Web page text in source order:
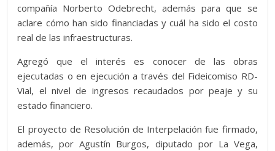
compañía Norberto Odebrecht, además para que se
aclare cómo han sido financiadas y cuál ha sido el costo
real de las infraestructuras.
Agregó que el interés es conocer de las obras
ejecutadas o en ejecución a través del Fideicomiso RD-
Vial, el nivel de ingresos recaudados por peaje y su
estado financiero.
El proyecto de Resolución de Interpelación fue firmado,
además, por Agustín Burgos, diputado por La Vega,